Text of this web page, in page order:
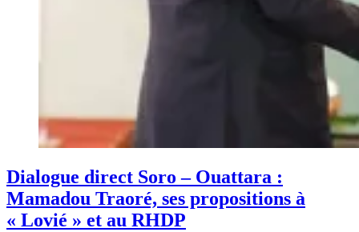
Dialogue direct Soro – Ouattara :
Mamadou Traoré, ses propositions à
« Lovié » et au RHDP